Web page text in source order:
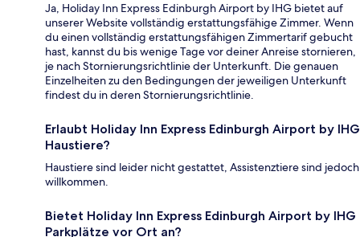
Ja, Holiday Inn Express Edinburgh Airport by IHG bietet auf
unserer Website vollständig erstattungsfähige Zimmer. Wenn
du einen vollständig erstattungsfähigen Zimmertarif gebucht
hast, kannst du bis wenige Tage vor deiner Anreise stornieren,
je nach Stornierungsrichtlinie der Unterkunft. Die genauen
Einzelheiten zu den Bedingungen der jeweiligen Unterkunft
findest du in deren Stornierungsrichtlinie.
Erlaubt Holiday Inn Express Edinburgh Airport by IHG
Haustiere?
Haustiere sind leider nicht gestattet, Assistenztiere sind jedoch
willkommen.
Bietet Holiday Inn Express Edinburgh Airport by IHG
Parkplätze vor Ort an?